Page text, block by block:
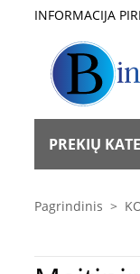
INFORMACIJA
PREKIŲ
Pagrindinis >